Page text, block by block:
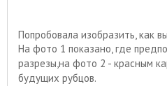
Попробовала изобразить, как
На фото 1 показано, где
разрезы,на фото 2 - красным
будущих рубцов.